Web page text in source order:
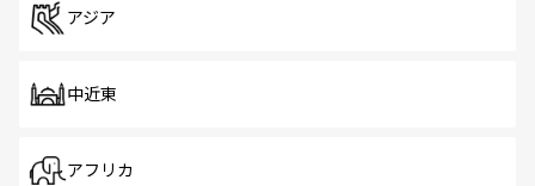
アジア
中近東
アフリカ